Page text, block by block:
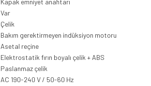
Kapak emniyet anahtarı
Var
Çelik
Bakım gerektirmeyen indüksiyon motoru
Asetal reçine
Elektrostatik fırın boyalı çelik + ABS
Paslanmaz çelik
AC 190-240 V / 50-60 Hz